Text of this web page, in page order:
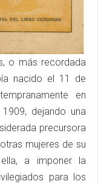
o más recordada
nacido el 11 de
en
dejando una
precursora
mujeres de su
a imponer la
para los